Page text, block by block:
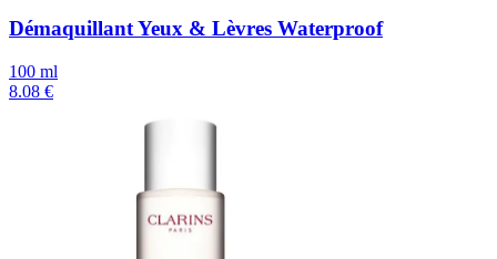
Démaquillant Yeux & Lèvres Waterproof
100 ml
8.08 €